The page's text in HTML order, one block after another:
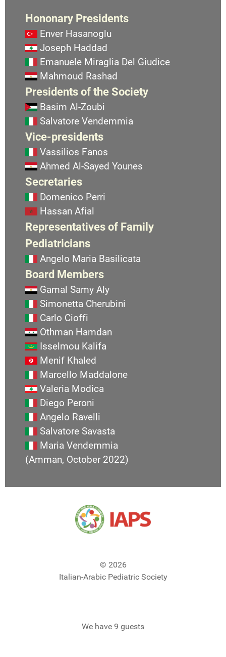
Hononary Presidents
Enver Hasanoglu
Joseph Haddad
Emanuele Miraglia Del Giudice
Mahmoud Rashad
Presidents of the Society
Basim Al-Zoubi
Salvatore Vendemmia
Vice-presidents
Vassilios Fanos
Ahmed Al-Sayed Younes
Secretaries
Domenico Perri
Hassan Afial
Representatives of Family
Pediatricians
Angelo Maria Basilicata
Board Members
Gamal Samy Aly
Simonetta Cherubini
Carlo Cioffi
Othman Hamdan
Isselmou Kalifa
Menif Khaled
Marcello Maddalone
Valeria Modica
Diego Peroni
Angelo Ravelli
Salvatore Savasta
Maria Vendemmia
(Amman, October 2022)
© 2026
Italian-Arabic Pediatric Society
We have 9 guests